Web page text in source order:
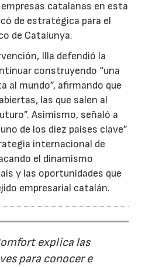
catalanas en esta
de estratégica para el
de Catalunya.
Illa defendió la
construyendo “una
al mundo”, afirmando que
las que salen al
Asimismo, señaló a
de los diez países clave”
internacional de
el dinamismo
y las oportunidades que
empresarial catalán.
explica las
para conocer e